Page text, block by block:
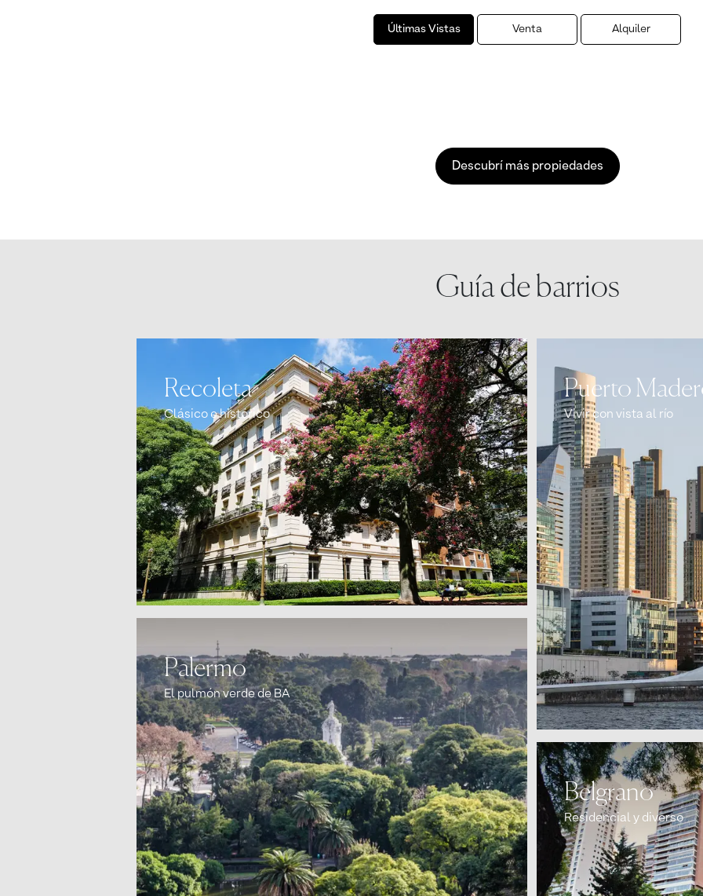
Últimas Vistas Venta Alquiler
Descubrí más propiedades
Guía de barrios
Recoleta
Clásico e histórico
Palermo
El pulmón verde de BA
Puerto
Vivir con vista al río
Belgrano
Residencial y diverso